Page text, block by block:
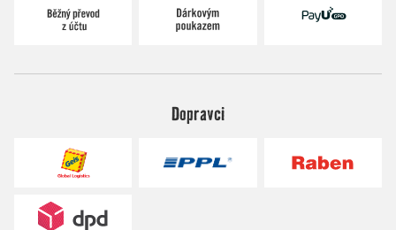
Dopravci